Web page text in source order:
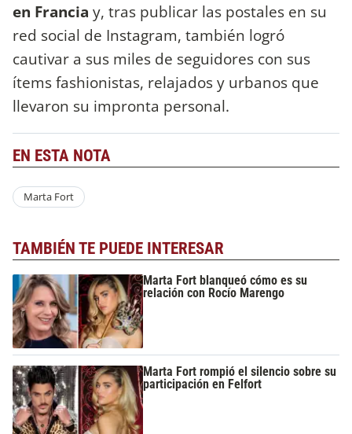
en Francia y, tras publicar las postales en su
red social de Instagram, también logró
cautivar a sus miles de seguidores con sus
ítems fashionistas, relajados y urbanos que
llevaron su impronta personal.
EN ESTA NOTA
Marta Fort
TAMBIÉN TE PUEDE INTERESAR
Marta Fort blanqueó cómo es su
relación con Rocío Marengo
Marta Fort rompió el silencio sobre su
participación en Felfort